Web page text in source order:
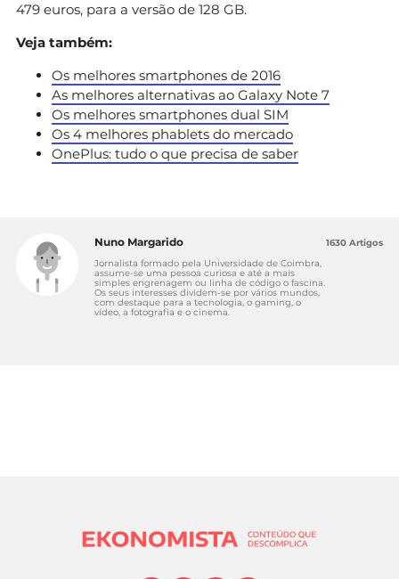
479 euros, para a versão de 128 GB.
Veja também:
Os melhores smartphones de 2016
As melhores alternativas ao Galaxy Note 7
Os melhores smartphones dual SIM
Os 4 melhores phablets do mercado
OnePlus: tudo o que precisa de saber
Nuno Margarido
Jornalista formado pela Universidade de Coimbra,
assume-se uma pessoa curiosa e até a mais
simples engrenagem ou linha de código o fascina.
Os seus interesses dividem-se por vários mundos,
com destaque para a tecnologia, o gaming, o
vídeo, a fotografia e o cinema.
1630 Artigos